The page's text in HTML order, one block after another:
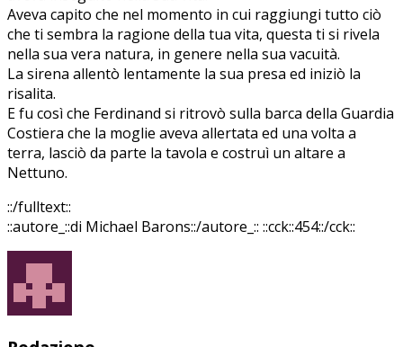
Aveva capito che nel momento in cui raggiungi tutto ciò
che ti sembra la ragione della tua vita, questa ti si rivela
nella sua vera natura, in genere nella sua vacuità.
La sirena allentò lentamente la sua presa ed iniziò la
risalita.
E fu così che Ferdinand si ritrovò sulla barca della Guardia
Costiera che la moglie aveva allertata ed una volta a
terra, lasciò da parte la tavola e costruì un altare a
Nettuno.
::/fulltext::
::autore_::di Michael Barons::/autore_:: ::cck::454::/cck::